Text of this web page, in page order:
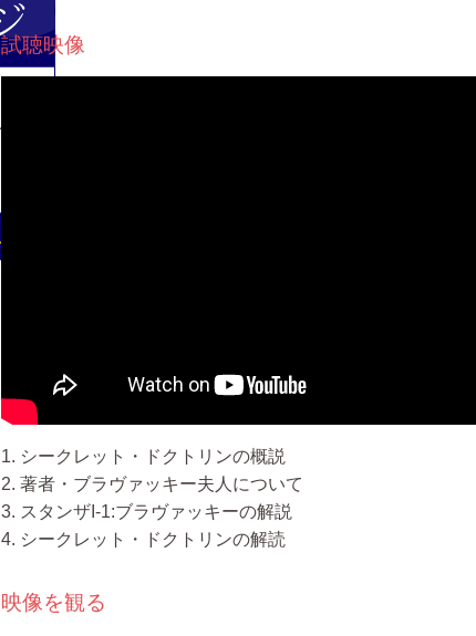
試聴映像
1. シークレット・ドクトリンの概説
2. 著者・ブラヴァッキー夫人について
3. スタンザI-1:ブラヴァッキーの解説
4. シークレット・ドクトリンの解読
映像を観る